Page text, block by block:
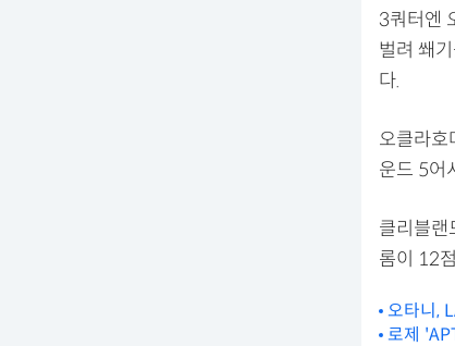
3쿼터엔
벌려 쐐
다.
오클라
운드 5어
클리블랜
롬이 12
오타니,
로제